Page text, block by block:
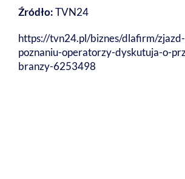
Źródło:TVN24
https://tvn24.pl/biznes/dlafirm/
poznaniu-operatorzy-dyskutuja-o-
branzy-6253498